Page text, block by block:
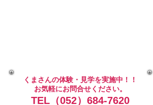
くまさんの体験・見学を実施中！！
お気軽にお問合せください。
TEL（052）684-7620